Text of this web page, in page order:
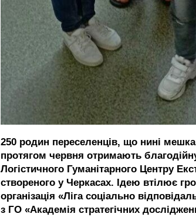
250 родин переселенців, що нині
протягом червня отримають
Логістичного Гуманітарного Центру
створеного у Черкасах. Ідею втілює
організація «Ліга соціально
з ГО «Академія стратегічних